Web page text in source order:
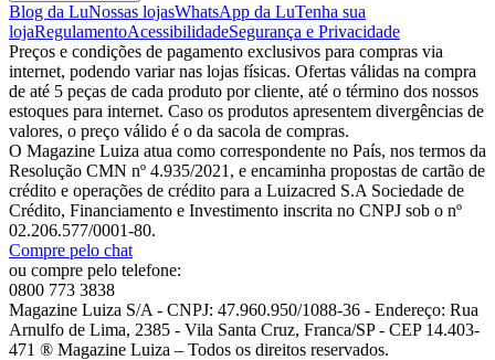
Blog da LuNossas lojasWhatsApp da LuTenha sua
lojaRegulamentoAcessibilidadeSegurança e Privacidade
Preços e condições de pagamento exclusivos para compras via
internet, podendo variar nas lojas físicas. Ofertas válidas na compra
de até 5 peças de cada produto por cliente, até o término dos nossos
estoques para internet. Caso os produtos apresentem divergências de
valores, o preço válido é o da sacola de compras.
O Magazine Luiza atua como correspondente no País, nos termos da
Resolução CMN nº 4.935/2021, e encaminha propostas de cartão de
crédito e operações de crédito para a Luizacred S.A Sociedade de
Crédito, Financiamento e Investimento inscrita no CNPJ sob o nº
02.206.577/0001-80.
Compre pelo chat
ou compre pelo telefone:
0800 773 3838
Magazine Luiza S/A - CNPJ: 47.960.950/1088-36 - Endereço: Rua
Arnulfo de Lima, 2385 - Vila Santa Cruz, Franca/SP - CEP 14.403-
471 ® Magazine Luiza – Todos os direitos reservados.